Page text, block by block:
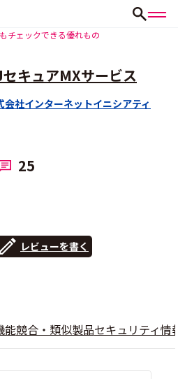
チェックできる優れもの
キュアMXサービス
会社インターネットイニシアティ
25
レビューを書く
能競合・類似製品セキュリティ情